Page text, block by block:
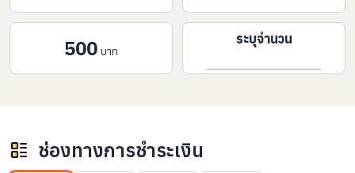
500 บาท
ระบุจำนวน
ช่องทางการชำระเงิน